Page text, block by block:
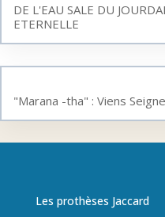
DE L'EAU SALE DU
ETERNELLE
"Marana -tha" : Viens
Les prothèses Jaccard